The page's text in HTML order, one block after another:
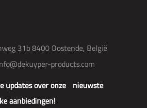
updates over onze nieuwste
aanbiedingen!
31b 8400 Oostende, België
products.com